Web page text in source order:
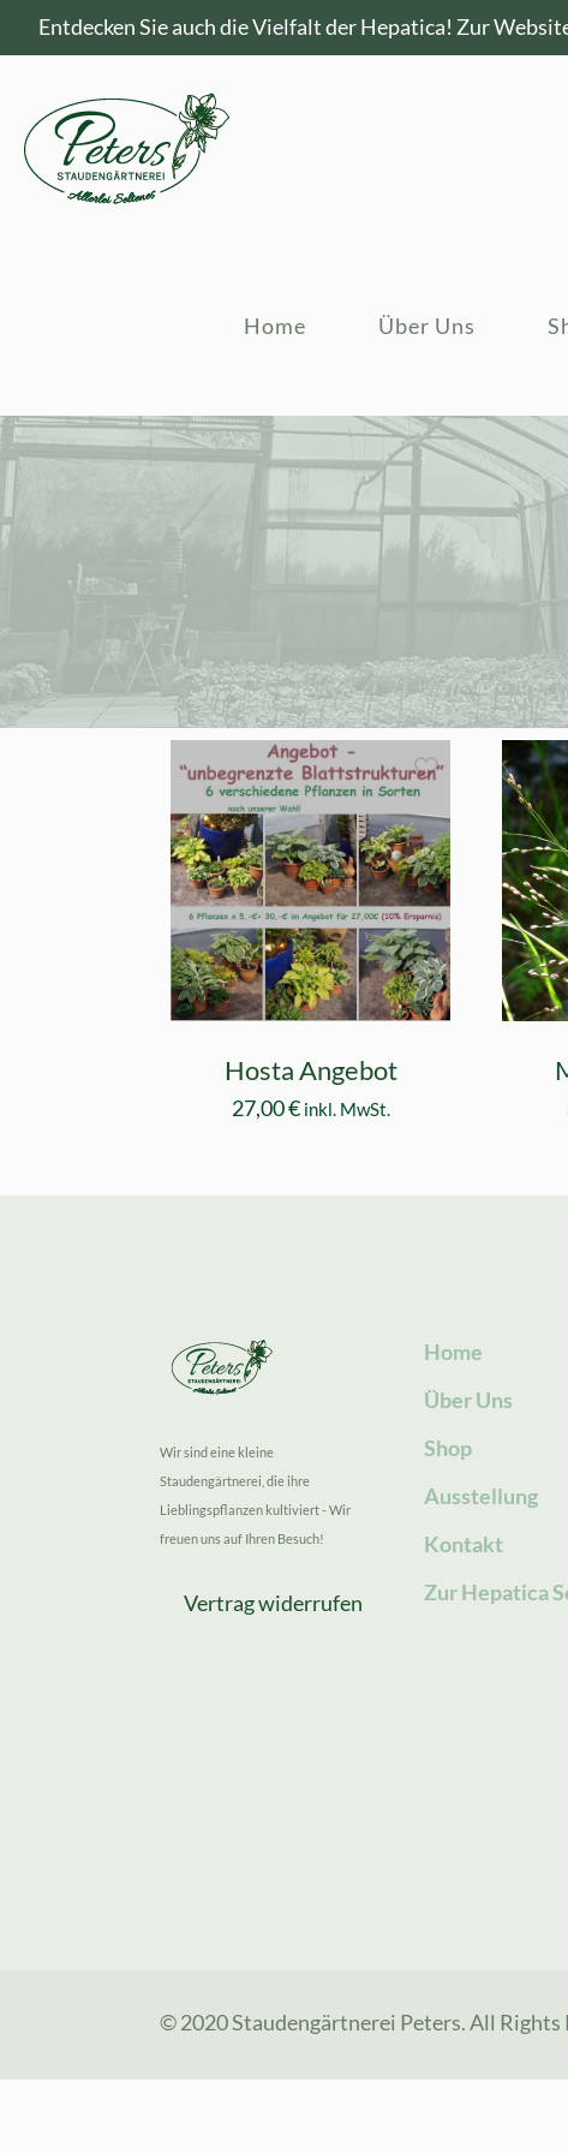
Entdecken Sie auch die Vielfalt der Hepatica! Zur
Home Über Uns
Hosta Angebot
27,00€ inkl. MwSt.
Wir sind eine kleine
Staudengärtnerei, die ihre
Lieblingspflanzen kultiviert - Wir
freuen uns auf Ihren Besuch!
Vertrag widerrufen
Home
Über Uns
Shop
Ausstellung
Kontakt
Zur Hepatica
© 2020 Staudengärtnerei Peters. All Rights